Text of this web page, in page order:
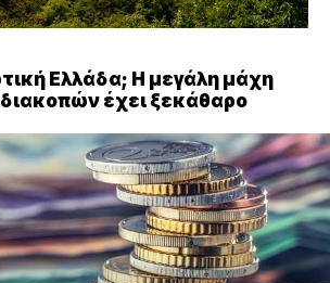
Ελλάδα; Η μεγάλη μάχη
έχει ξεκάθαρο